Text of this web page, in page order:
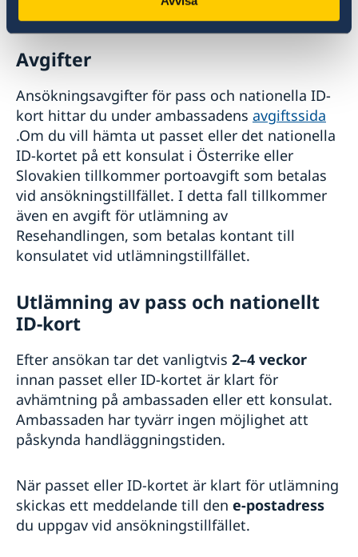
Avgifter
Ansökningsavgifter för pass och nationella ID-
kort hittar du under ambassadens avgiftssida
.Om du vill hämta ut passet eller det nationella
ID-kortet på ett konsulat i Österrike eller
Slovakien tillkommer portoavgift som betalas
vid ansökningstillfället. I detta fall tillkommer
även en avgift för utlämning av
Resehandlingen, som betalas kontant till
konsulatet vid utlämningstillfället.
Utlämning av pass och nationellt
ID-kort
Efter ansökan tar det vanligtvis 2–4 veckor
innan passet eller ID-kortet är klart för
avhämtning på ambassaden eller ett konsulat.
Ambassaden har tyvärr ingen möjlighet att
påskynda handläggningstiden.
När passet eller ID-kortet är klart för utlämning
skickas ett meddelande till den e-postadress
du uppgav vid ansökningstillfället.